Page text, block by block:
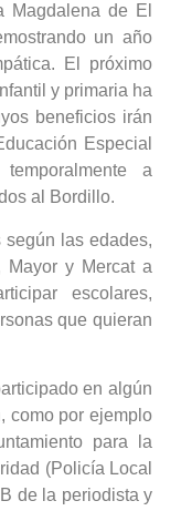
Magdalena de El
un año
El próximo
y primaria ha
beneficios irán
Especial
a
al Bordillo.
según las edades,
y Mercat a
escolares,
que quieran
en algún
como por ejemplo
para la
(Policía Local
de la periodista y